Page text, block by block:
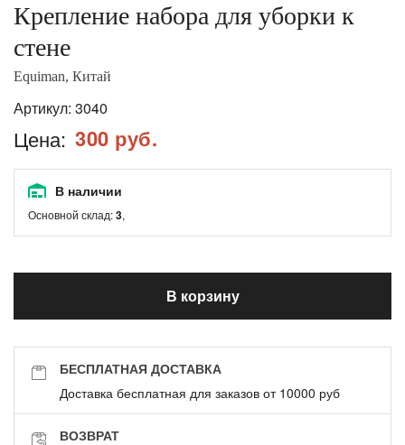
Крепление набора для уборки к
стене
Equiman, Китай
Артикул: 3040
Цена: 300 руб.
В наличии
Основной склад:3,
В корзину
БЕСПЛАТНАЯ ДОСТАВКА
Доставка бесплатная для заказов от 10000 руб
ВОЗВРАТ